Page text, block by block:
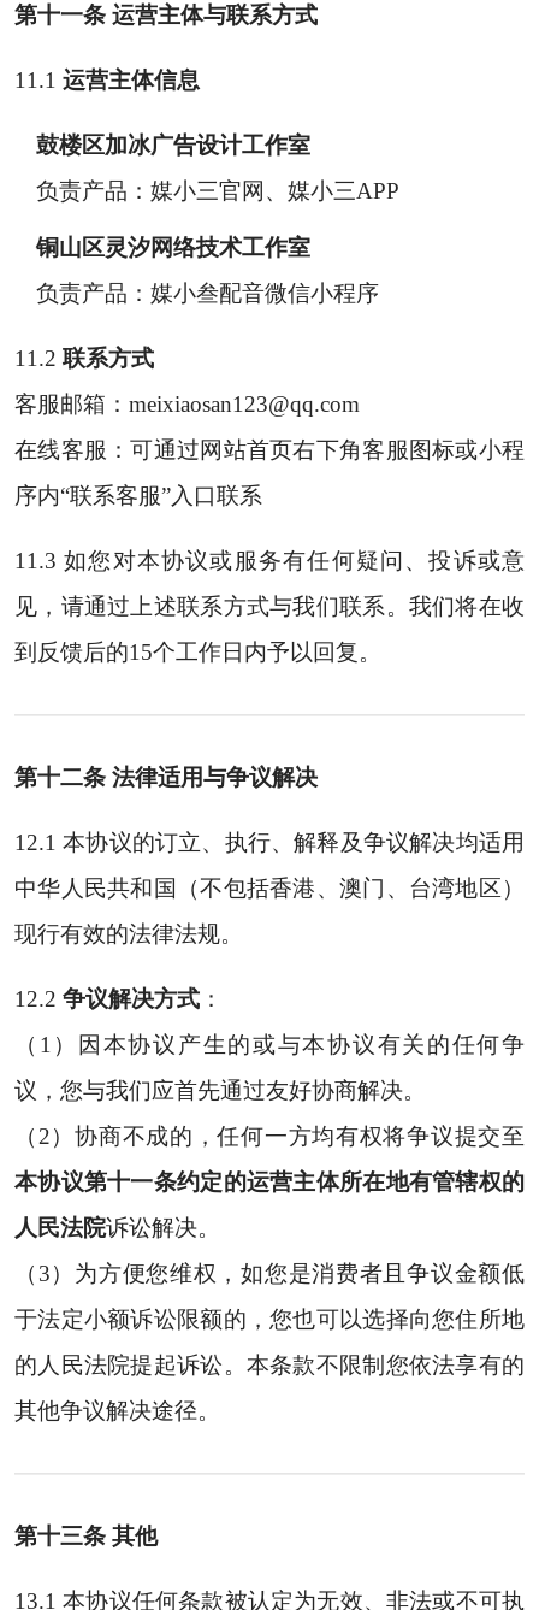
第十一条 运营主体与联系方式
11.1 运营主体信息
鼓楼区加冰广告设计工作室
负责产品：媒小三官网、媒小三APP
铜山区灵汐网络技术工作室
负责产品：媒小叁配音微信小程序
11.2 联系方式
客服邮箱： meixiaosan123@qq.com
在线客服：可通过网站首页右下角客服图标或小程
序内“联系客服”入口联系
11.3 如您对本协议或服务有任何疑问、投诉或意
见，请通过上述联系方式与我们联系。我们将在收
到反馈后的15个工作日内予以回复。
第十二条 法律适用与争议解决
12.1 本协议的订立、执行、解释及争议解决均适用
中华人民共和国（不包括香港、澳门、台湾地区）
现行有效的法律法规。
12.2 争议解决方式：
（1）因本协议产生的或与本协议有关的任何争
议，您与我们应首先通过友好协商解决。
（2）协商不成的，任何一方均有权将争议提交至
本协议第十一条约定的运营主体所在地有管辖权的
人民法院诉讼解决。
（3）为方便您维权，如您是消费者且争议金额低
于法定小额诉讼限额的，您也可以选择向您住所地
的人民法院提起诉讼。本条款不限制您依法享有的
其他争议解决途径。
第十三条 其他
13.1 本协议任何条款被认定为无效、非法或不可执